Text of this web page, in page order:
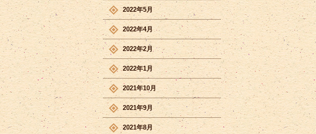
2022年5月
2022年4月
2022年2月
2022年1月
2021年10月
2021年9月
2021年8月